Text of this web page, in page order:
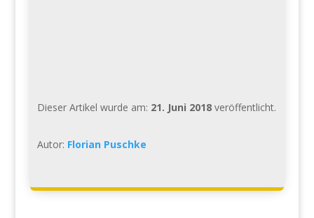
Dieser Artikel wurde am: 21. Juni 2018veröffentlicht.
Autor: Florian Puschke